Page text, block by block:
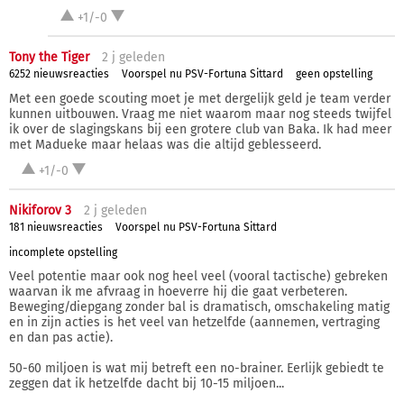
+1/-0
Tony the Tiger 2 j geleden
6252 nieuwsreacties Voorspel nu PSV-Fortuna Sittard geen opstelling
Met een goede scouting moet je met dergelijk geld je team verder
kunnen uitbouwen. Vraag me niet waarom maar nog steeds twijfel
ik over de slagingskans bij een grotere club van Baka. Ik had meer
met Madueke maar helaas was die altijd geblesseerd.
+1/-0
Nikiforov 3 2 j geleden
181 nieuwsreacties
Voorspel nu PSV-Fortuna Sittard
incomplete opstelling
Veel potentie maar ook nog heel veel (vooral tactische) gebreken
waarvan ik me afvraag in hoeverre hij die gaat verbeteren.
Beweging/diepgang zonder bal is dramatisch, omschakeling matig
en in zijn acties is het veel van hetzelfde (aannemen, vertraging
en dan pas actie).
50-60 miljoen is wat mij betreft een no-brainer. Eerlijk gebiedt te
zeggen dat ik hetzelfde dacht bij 10-15 miljoen...